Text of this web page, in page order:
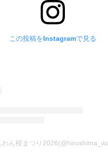
この投稿をInstagramで見る